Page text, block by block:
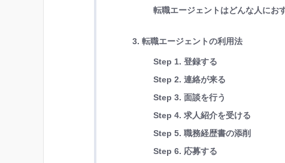
転職エージェントはどんな人にお
3. 転職エージェントの利用法
Step 1. 登録する
Step 2. 連絡が来る
Step 3. 面談を行う
Step 4. 求人紹介を受ける
Step 5. 職務経歴書の添削
Step 6. 応募する